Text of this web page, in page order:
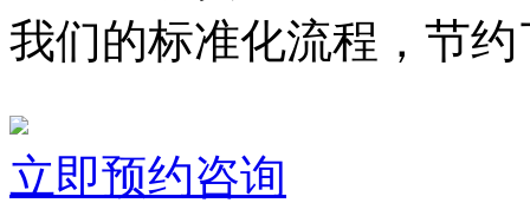
我们的标准化流程，节
立即预约咨询